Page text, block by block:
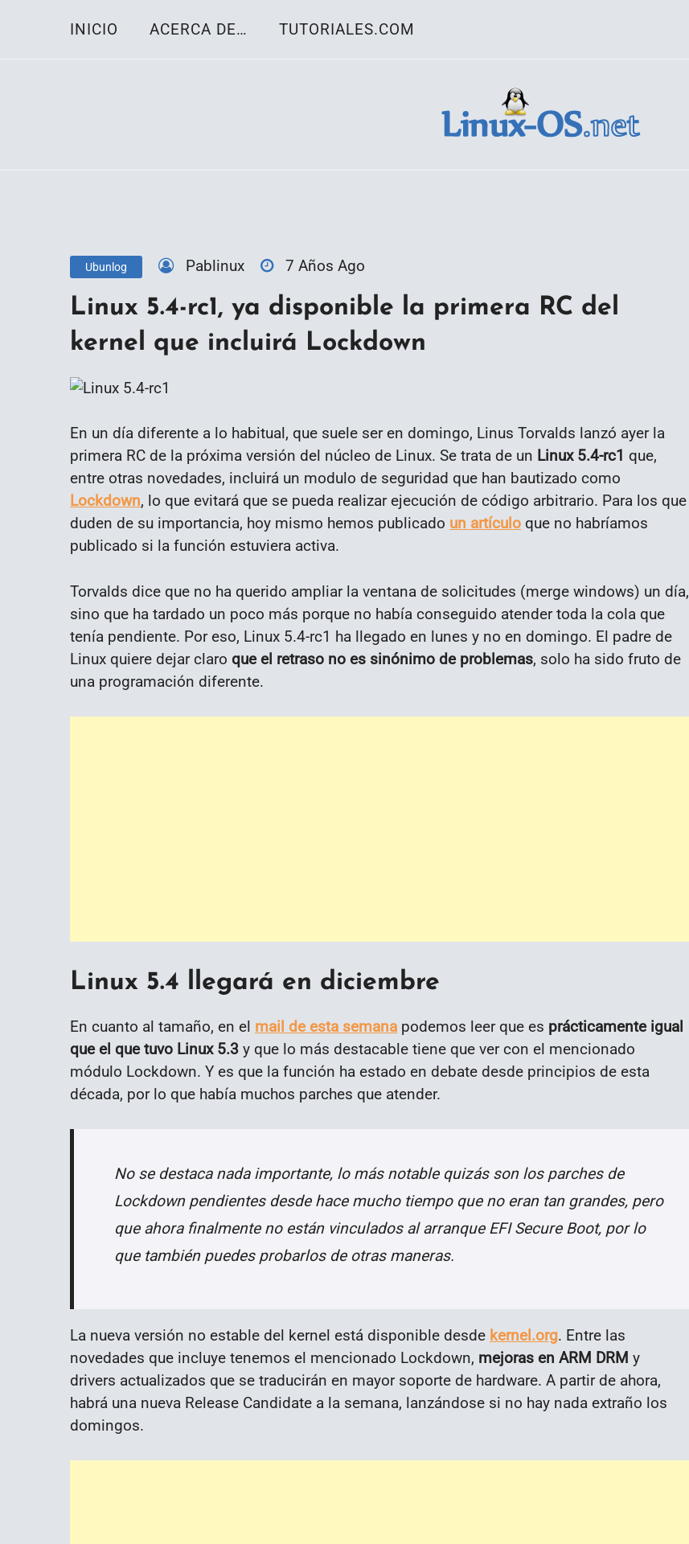
INICIO ACERCA DE… TUTORIALES.COM
Ubunlog Pablinux 7 Años Ago
Linux 5.4-rc1, ya disponible la primera RC del
kernel que incluirá Lockdown
En un día diferente a lo habitual, que suele ser en domingo, Linus Torvalds lanzó ayer la
primera RC de la próxima versión del núcleo de Linux. Se trata de un Linux 5.4-rc1 que,
entre otras novedades, incluirá un modulo de seguridad que han bautizado como
Lockdown, lo que evitará que se pueda realizar ejecución de código arbitrario. Para los que
duden de su importancia, hoy mismo hemos publicado un artículo que no habríamos
publicado si la función estuviera activa.
Torvalds dice que no ha querido ampliar la ventana de solicitudes (merge windows) un día,
sino que ha tardado un poco más porque no había conseguido atender toda la cola que
tenía pendiente. Por eso, Linux 5.4-rc1 ha llegado en lunes y no en domingo. El padre de
Linux quiere dejar claro que el retraso no es sinónimo de problemas, solo ha sido fruto de
una programación diferente.
Linux 5.4 llegará en diciembre
En cuanto al tamaño, en el mail de esta semana podemos leer que es prácticamente igual
que el que tuvo Linux 5.3 y que lo más destacable tiene que ver con el mencionado
módulo Lockdown. Y es que la función ha estado en debate desde principios de esta
década, por lo que había muchos parches que atender.
No se destaca nada importante, lo más notable quizás son los parches de
Lockdown pendientes desde hace mucho tiempo que no eran tan grandes, pero
que ahora finalmente no están vinculados al arranque EFI Secure Boot, por lo
que también puedes probarlos de otras maneras.
La nueva versión no estable del kernel está disponible desde kernel.org. Entre las
novedades que incluye tenemos el mencionado Lockdown, mejoras en ARM DRM y
drivers actualizados que se traducirán en mayor soporte de hardware. A partir de ahora,
habrá una nueva Release Candidate a la semana, lanzándose si no hay nada extraño los
domingos.